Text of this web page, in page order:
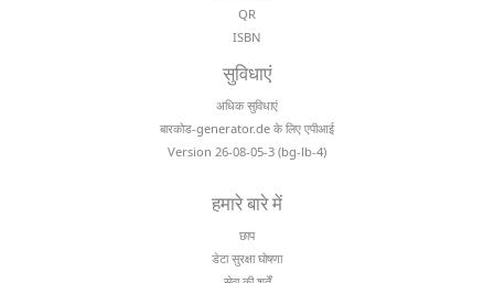
QR
ISBN
सुविधाएं
अधिक सुविधाएं
बारकोड-generator.de के लिए एपीआई
Version 26-08-05-3 (bg-lb-4)
हमारे बारे में
छाप
डेटा सुरक्षा घोषणा